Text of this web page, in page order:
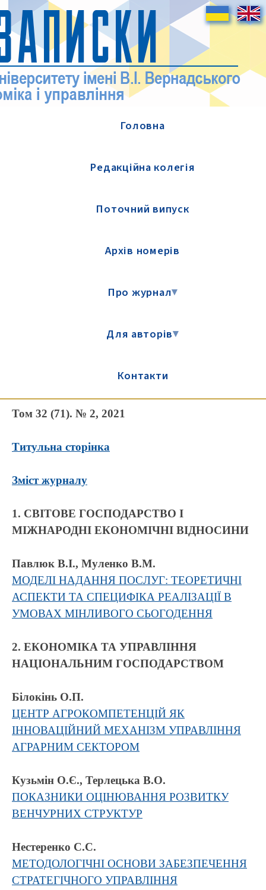
Головна
Редакційна колегія
Поточний випуск
Архів номерів
Про журнал▾
Для авторів▾
Контакти
Том 32 (71). № 2, 2021
Титульна сторінка
Зміст журналу
1. СВІТОВЕ ГОСПОДАРСТВО І
МІЖНАРОДНІ ЕКОНОМІЧНІ ВІДНОСИНИ
Павлюк В.І., Муленко В.М.
МОДЕЛІ НАДАННЯ ПОСЛУГ: ТЕОРЕТИЧНІ
АСПЕКТИ ТА СПЕЦИФІКА РЕАЛІЗАЦІЇ В
УМОВАХ МІНЛИВОГО СЬОГОДЕННЯ
2. ЕКОНОМІКА ТА УПРАВЛІННЯ
НАЦІОНАЛЬНИМ ГОСПОДАРСТВОМ
Білокінь О.П.
ЦЕНТР АГРОКОМПЕТЕНЦІЙ ЯК
ІННОВАЦІЙНИЙ МЕХАНІЗМ УПРАВЛІННЯ
АГРАРНИМ СЕКТОРОМ
Кузьмін О.Є., Терлецька В.О.
ПОКАЗНИКИ ОЦІНЮВАННЯ РОЗВИТКУ
ВЕНЧУРНИХ СТРУКТУР
Нестеренко С.С.
МЕТОДОЛОГІЧНІ ОСНОВИ ЗАБЕЗПЕЧЕННЯ
СТРАТЕГІЧНОГО УПРАВЛІННЯ